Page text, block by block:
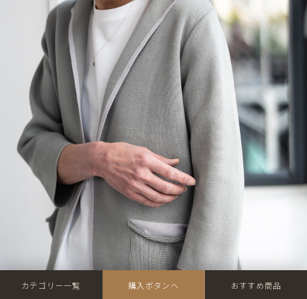
カテゴリー一覧 購入ボタンへ おすすめ商品